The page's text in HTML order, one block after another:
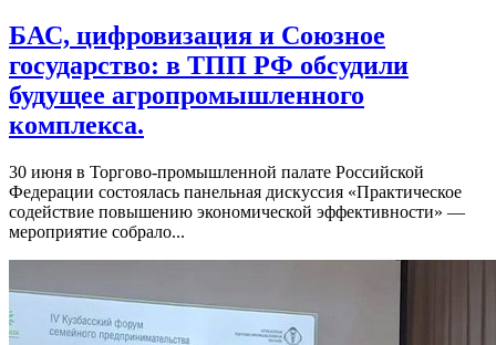
БАС, цифровизация и Союзное
государство: в ТПП РФ обсудили
будущее агропромышленного
комплекса.
30 июня в Торгово-промышленной палате Российской
Федерации состоялась панельная дискуссия «Практическое
содействие повышению экономической эффективности» —
мероприятие собрало...